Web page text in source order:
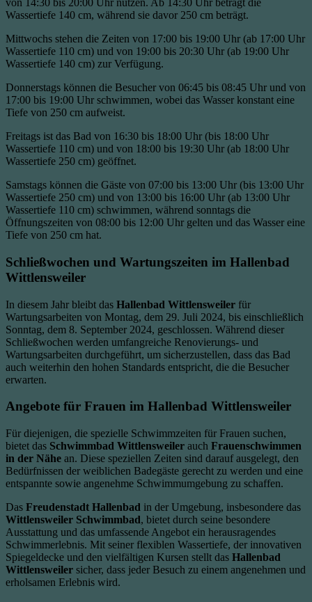
von 14:30 bis 20:00 Uhr nutzen. Ab 14:30 Uhr beträgt die
Wassertiefe 140 cm, während sie davor 250 cm beträgt.
Mittwochs stehen die Zeiten von 17:00 bis 19:00 Uhr (ab 17:00 Uhr
Wassertiefe 110 cm) und von 19:00 bis 20:30 Uhr (ab 19:00 Uhr
Wassertiefe 140 cm) zur Verfügung.
Donnerstags können die Besucher von 06:45 bis 08:45 Uhr und von
17:00 bis 19:00 Uhr schwimmen, wobei das Wasser konstant eine
Tiefe von 250 cm aufweist.
Freitags ist das Bad von 16:30 bis 18:00 Uhr (bis 18:00 Uhr
Wassertiefe 110 cm) und von 18:00 bis 19:30 Uhr (ab 18:00 Uhr
Wassertiefe 250 cm) geöffnet.
Samstags können die Gäste von 07:00 bis 13:00 Uhr (bis 13:00 Uhr
Wassertiefe 250 cm) und von 13:00 bis 16:00 Uhr (ab 13:00 Uhr
Wassertiefe 110 cm) schwimmen, während sonntags die
Öffnungszeiten von 08:00 bis 12:00 Uhr gelten und das Wasser eine
Tiefe von 250 cm hat.
Schließwochen und Wartungszeiten im Hallenbad
Wittlensweiler
In diesem Jahr bleibt das Hallenbad Wittlensweiler für
Wartungsarbeiten von Montag, dem 29. Juli 2024, bis einschließlich
Sonntag, dem 8. September 2024, geschlossen. Während dieser
Schließwochen werden umfangreiche Renovierungs- und
Wartungsarbeiten durchgeführt, um sicherzustellen, dass das Bad
auch weiterhin den hohen Standards entspricht, die die Besucher
erwarten.
Angebote für Frauen im Hallenbad Wittlensweiler
Für diejenigen, die spezielle Schwimmzeiten für Frauen suchen,
bietet das Schwimmbad Wittlensweiler auch Frauenschwimmen
in der Nähe an. Diese speziellen Zeiten sind darauf ausgelegt, den
Bedürfnissen der weiblichen Badegäste gerecht zu werden und eine
entspannte sowie angenehme Schwimmumgebung zu schaffen.
Das Freudenstadt Hallenbad in der Umgebung, insbesondere das
Wittlensweiler Schwimmbad, bietet durch seine besondere
Ausstattung und das umfassende Angebot ein herausragendes
Schwimmerlebnis. Mit seiner flexiblen Wassertiefe, der innovativen
Spiegeldecke und den vielfältigen Kursen stellt das Hallenbad
Wittlensweiler sicher, dass jeder Besuch zu einem angenehmen und
erholsamen Erlebnis wird.